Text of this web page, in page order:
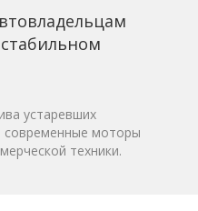
устаревших
современные моторы
техники.